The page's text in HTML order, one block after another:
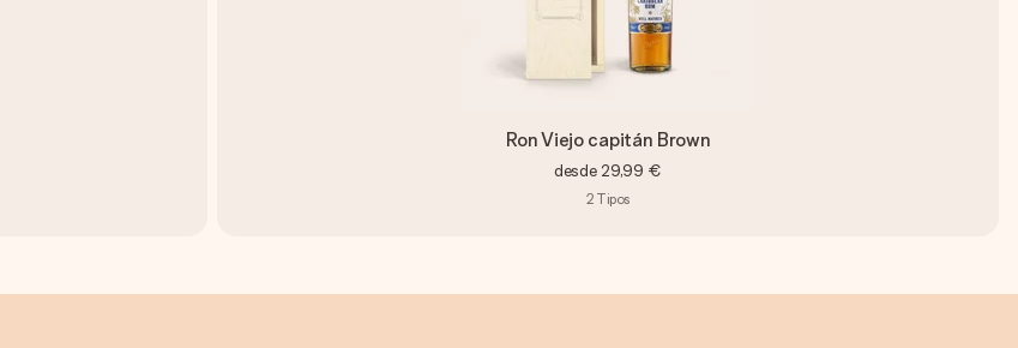
Ron Viejo capitán Brown
desde 29,99 €
2 Tipos